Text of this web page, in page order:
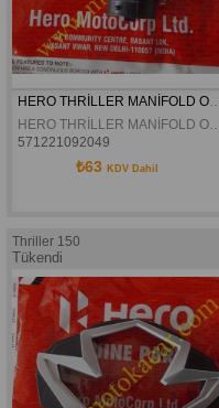
HERO THRİLLER MANİFOLD ORJİNAL
HERO THRİLLER MANİFOLD ORJİNAL
571221092049
₺63 KDV Dahil
Thriller 150
Tükendi